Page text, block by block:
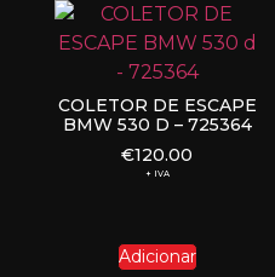
COLETOR DE ESCAPE
BMW 530 D – 725364
€120.00
+ IVA
Adicionar